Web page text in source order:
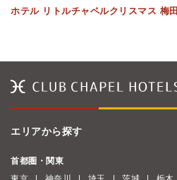
ホテル リトルチャペルクリスマス 梅田
エリアから探す
首都圏・関東